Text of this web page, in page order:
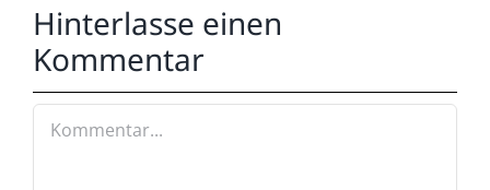
Hinterlasse einen
Kommentar